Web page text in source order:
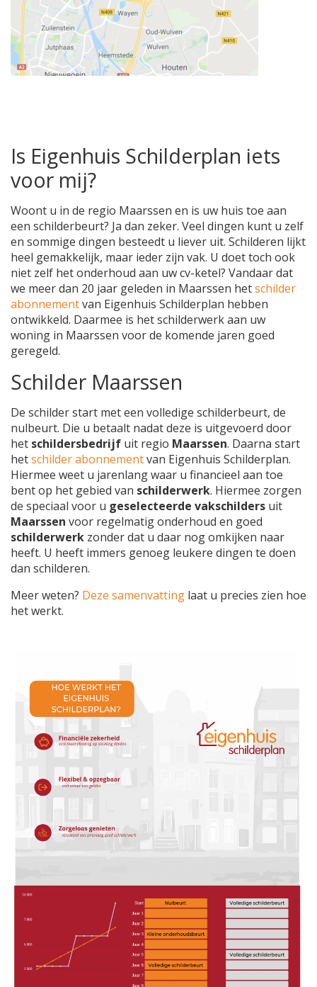
Is Eigenhuis Schilderplan iets
voor mij?
Woont u in de regio Maarssen en is uw huis toe aan
een schilderbeurt? Ja dan zeker. Veel dingen kunt u zelf
en sommige dingen besteedt u liever uit. Schilderen lijkt
heel gemakkelijk, maar ieder zijn vak. U doet toch ook
niet zelf het onderhoud aan uw cv-ketel? Vandaar dat
we meer dan 20 jaar geleden in Maarssen hetschilder
abonnementvan Eigenhuis Schilderplan hebben
ontwikkeld. Daarmee is het schilderwerk aan uw
woning in Maarssen voor de komende jaren goed
geregeld.
Schilder Maarssen
De schilder start met een volledige schilderbeurt, de
nulbeurt. Die u betaalt nadat deze is uitgevoerd door
het schildersbedrijf uit regio Maarssen. Daarna start
hetschilder abonnementvan Eigenhuis Schilderplan.
Hiermee weet u jarenlang waar u financieel aan toe
bent op het gebied van schilderwerk. Hiermee zorgen
de speciaal voor u geselecteerde vakschilders uit
Maarssen voor regelmatig onderhoud en goed
schilderwerk zonder dat u daar nog omkijken naar
heeft. U heeft immers genoeg leukere dingen te doen
dan schilderen.
Meer weten? Deze samenvatting laat u precies zien hoe
het werkt.